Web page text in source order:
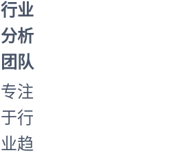
行业
分析
团队
专注
于行
业趋